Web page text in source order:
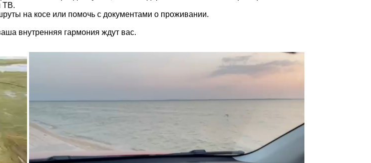
ТВ.
на косе или помочь с документами о проживании.
внутренняя гармония ждут вас.